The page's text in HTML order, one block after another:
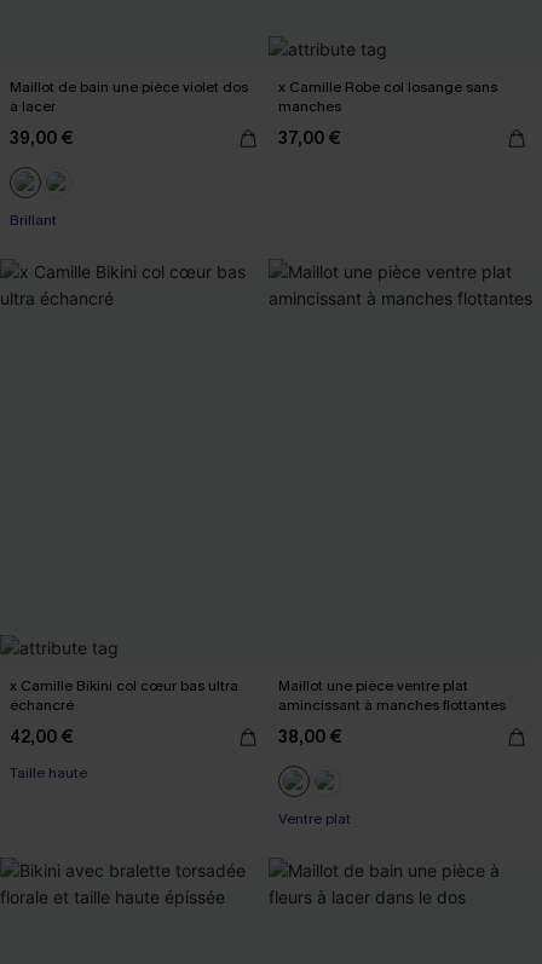
Maillot de bain une pièce violet dos
à lacer
39,00 €
Brillant
x Camille Robe col losange sans
manches
37,00 €
x Camille Bikini col cœur bas ultra
échancré
42,00 €
Taille haute
Maillot une pièce ventre plat
amincissant à manches flottantes
38,00 €
Ventre plat